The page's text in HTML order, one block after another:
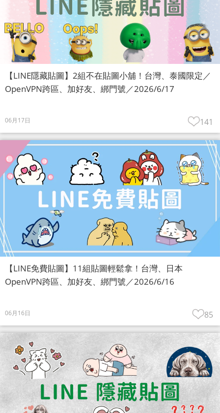
【LINE隱藏貼圖】2組不在貼圖小舖！台灣、泰國限定／
OpenVPN跨區、加好友、綁門號／2026/6/17
06月17日 141
【LINE免費貼圖】11組貼圖輕鬆拿！台灣、日本
OpenVPN跨區、加好友、綁門號／2026/6/16
06月16日 85